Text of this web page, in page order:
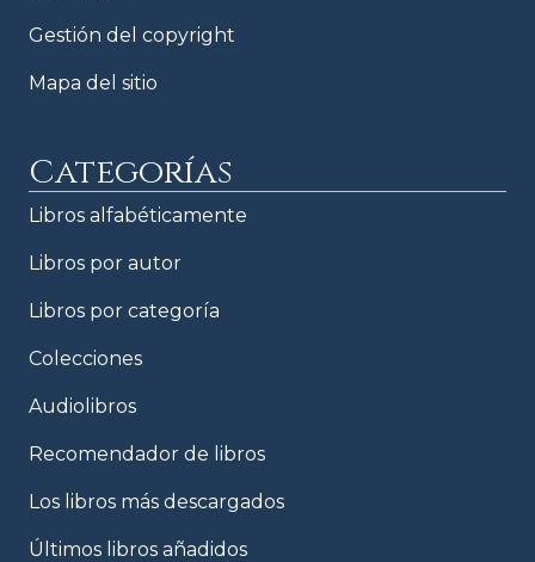
Gestión del copyright
Mapa del sitio
Categorías
Libros alfabéticamente
Libros por autor
Libros por categoría
Colecciones
Audiolibros
Recomendador de libros
Los libros más descargados
Últimos libros añadidos